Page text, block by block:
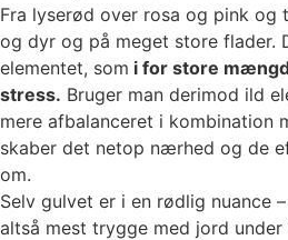
Fra lyserød over rosa og pink og
og dyr og på meget store flader.
elementet, som i for store
stress. Bruger man derimod ild
mere afbalanceret i kombination
skaber det netop nærhed og de
om.
Selv gulvet er i en rødlig nuance
altså mest trygge med jord